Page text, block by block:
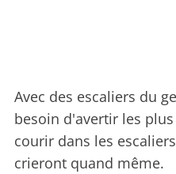
Avec des escaliers du
besoin d'avertir les
courir dans les
crieront quand même.